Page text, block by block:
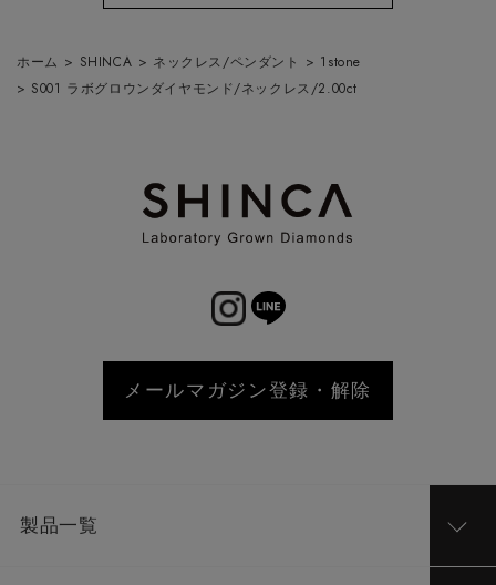
ホーム > SHINCA > ネックレス/ペンダント > 1stone
> S001 ラボグロウンダイヤモンド/ネックレス/2.00ct
メールマガジン登録・解除
製品一覧